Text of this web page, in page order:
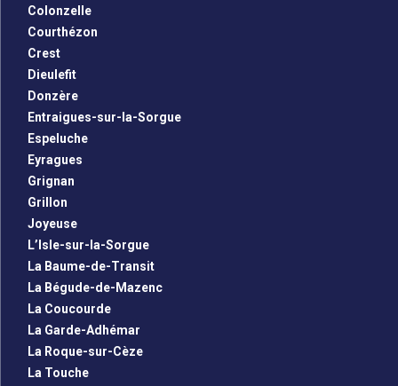
Colonzelle
Courthézon
Crest
Dieulefit
Donzère
Entraigues-sur-la-Sorgue
Espeluche
Eyragues
Grignan
Grillon
Joyeuse
L’Isle-sur-la-Sorgue
La Baume-de-Transit
La Bégude-de-Mazenc
La Coucourde
La Garde-Adhémar
La Roque-sur-Cèze
La Touche